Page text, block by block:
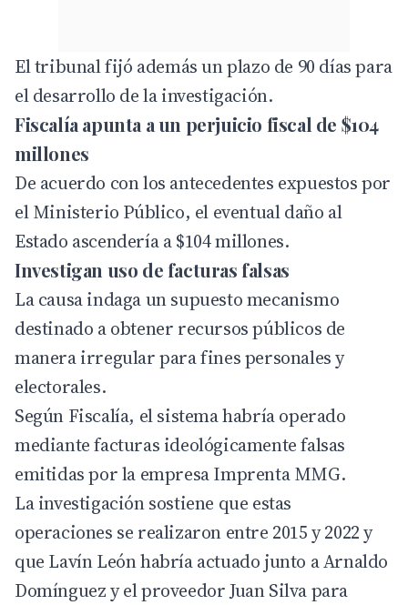
El tribunal fijó además un plazo de 90 días para
el desarrollo de la investigación.
Fiscalía apunta a un perjuicio fiscal de $104
millones
De acuerdo con los antecedentes expuestos por
el Ministerio Público, el eventual daño al
Estado ascendería a $104 millones.
Investigan uso de facturas falsas
La causa indaga un supuesto mecanismo
destinado a obtener recursos públicos de
manera irregular para fines personales y
electorales.
Según Fiscalía, el sistema habría operado
mediante facturas ideológicamente falsas
emitidas por la empresa Imprenta MMG.
La investigación sostiene que estas
operaciones se realizaron entre 2015 y 2022 y
que Lavín León habría actuado junto a Arnaldo
Domínguez y el proveedor Juan Silva para